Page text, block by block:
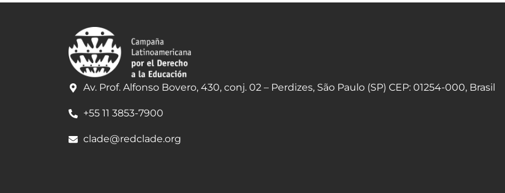
Av. Prof. Alfonso Bovero, 430, conj. 02 – Perdizes, São Paulo (SP) CEP: 01254-000, Brasil
+55 11 3853-7900
clade@redclade.org